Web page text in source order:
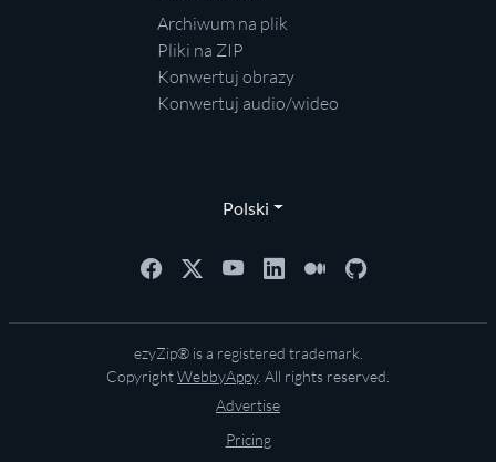
Archiwum na plik
Pliki na ZIP
Konwertuj obrazy
Konwertuj audio/wideo
Polski
ezyZip® is a registered trademark.
CopyrightWebbyAppy. All rights reserved.
Advertise
Pricing